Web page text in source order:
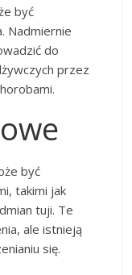
być
Nadmiernie
do
przez
być
takimi jak
tuji. Te
ale istnieją
się.